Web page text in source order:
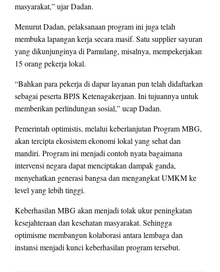
masyarakat,” ujar Dadan.
Menurut Dadan, pelaksanaan program ini juga telah
membuka lapangan kerja secara masif. Satu supplier sayuran
yang dikunjunginya di Pamulang, misalnya, mempekerjakan
15 orang pekerja lokal.
“Bahkan para pekerja di dapur layanan pun telah didaftarkan
sebagai peserta BPJS Ketenagakerjaan. Ini tujuannya untuk
memberikan perlindungan sosial,” ucap Dadan.
Pemerintah optimistis, melalui keberlanjutan Program MBG,
akan tercipta ekosistem ekonomi lokal yang sehat dan
mandiri. Program ini menjadi contoh nyata bagaimana
intervensi negara dapat menciptakan dampak ganda,
menyehatkan generasi bangsa dan mengangkat UMKM ke
level yang lebih tinggi.
Keberhasilan MBG akan menjadi tolak ukur peningkatan
kesejahteraan dan kesehatan masyarakat. Sehingga
optimisme membangun kolaborasi antara lembaga dan
instansi menjadi kunci keberhasilan program tersebut.